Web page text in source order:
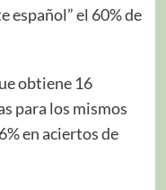
español” el 60% de
obtiene 16
para los mismos
en aciertos de